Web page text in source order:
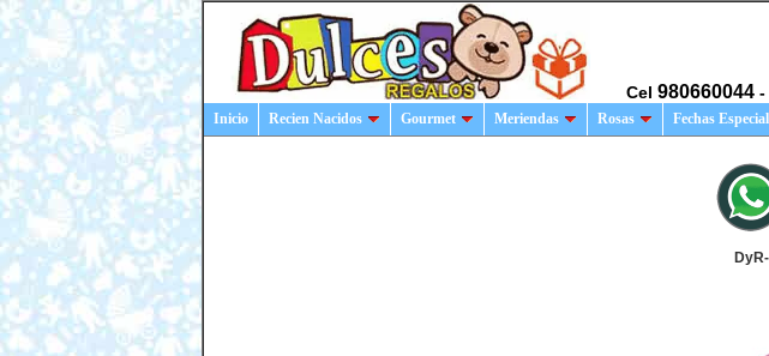
Cel 980660044 -
Inicio Recien Nacidos Gourmet Meriendas Rosas Fechas